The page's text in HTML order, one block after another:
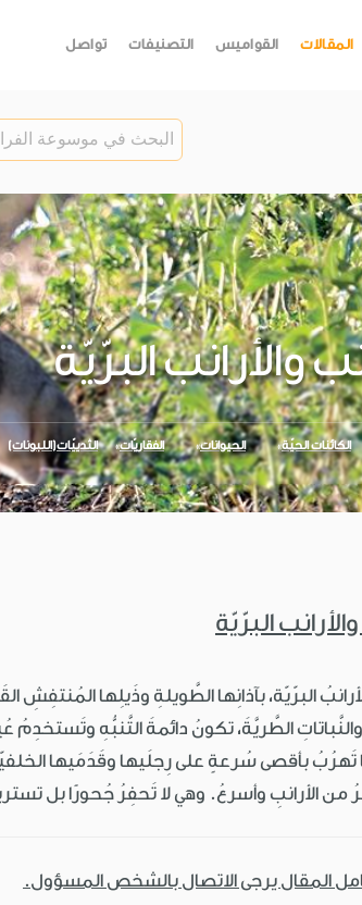
المقالات القواميس التصنيفات تواصل
والأرانب البرّيّة
الكائنات الحيّة الحيوانات الفقاريّات الثدييّات(اللبونات)
البرّيّة
البرّيّة، بآذانِها الطَّويلةِ وذَيلِها
الطَّريَّةَ، تكونُ دائمةَ التَّنبُّهِ
تَهرُبُ بأقصى سُرعةٍ على رِجلَيها وقَدَمَيها
من الأرانبِ وأسرعُ. وهي لا تَحفِرُ جُحورًا بل
المقال يرجى الاتصال بالشخص المسؤول.